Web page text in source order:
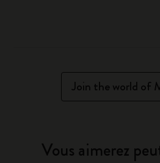
Join the world of
Vous aimerez